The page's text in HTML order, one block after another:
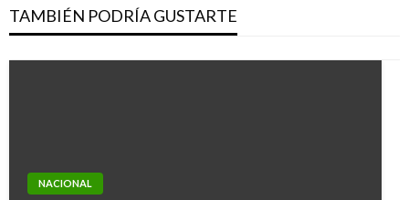
TAMBIÉN PODRÍA GUSTARTE
NACIONAL